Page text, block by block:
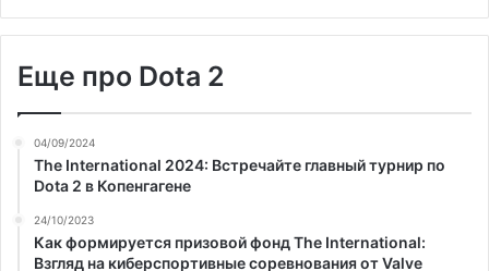
Еще про Dota 2
04/09/2024
The International 2024: Встречайте главный турнир по
Dota 2 в Копенгагене
24/10/2023
Как формируется призовой фонд The International:
Взгляд на киберспортивные соревнования от Valve